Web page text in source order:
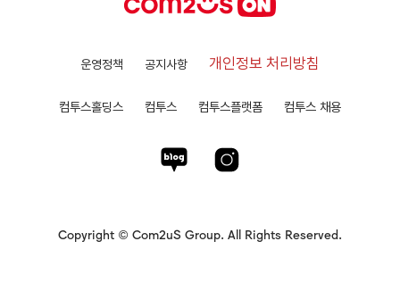
운영정책 공지사항 개인정보 처리방침
컴투스홀딩스 컴투스 컴투스플랫폼 컴투스 채용
Copyright © Com2uS Group. All Rights Reserved.